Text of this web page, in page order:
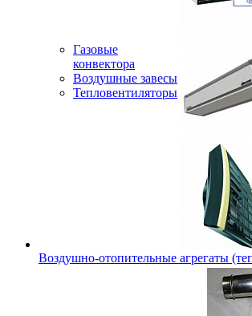
Газовые
конвектора
Воздушные завесы
Тепловентиляторы
Воздушно-отопительные агрегаты